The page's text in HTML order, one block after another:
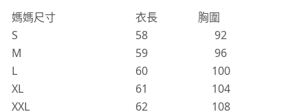
M
59
96
L
60
100
XL
61
104
XXL
62 108